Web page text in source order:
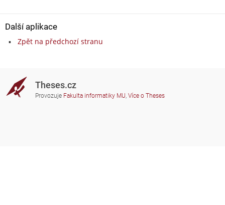
Další aplikace
Zpět na předchozí stranu
Theses.cz
Provozuje Fakulta informatiky MU, Více o Theses